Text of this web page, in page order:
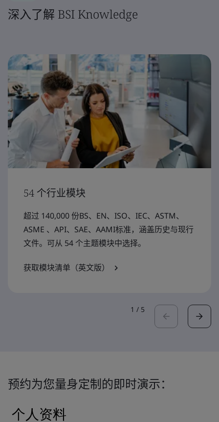
深入了解 BSI Knowledge
54 个行业模块
超过 140,000 份BS、EN、ISO、IEC、ASTM、
ASME 、API、SAE、AAMI标准，涵盖历史与现行
文件。可从 54 个主题模块中选择。
获取模块清单（英文版）
1 / 5
预约为您量身定制的即时演示：